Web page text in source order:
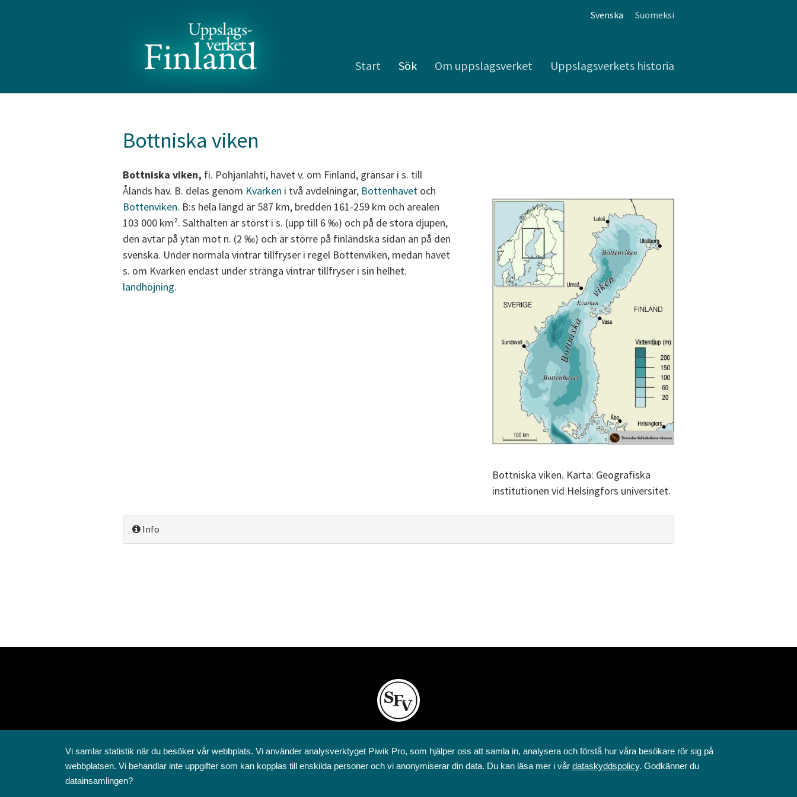
Svenska Suomeksi
Start Sök Om uppslagsverket Uppslagsverkets historia
Bottniska viken
Bottniska viken, fi. Pohjanlahti, havet v. om Finland, gränsar i s. till
Ålands hav. B. delas genom Kvarken i två avdelningar, Bottenhavet och
Bottenviken. B:s hela längd är 587 km, bredden 161-259 km och arealen
103 000 km². Salthalten är störst i s. (upp till 6 ‰) och på de stora djupen,
den avtar på ytan mot n. (2 ‰) och är större på finländska sidan än på den
svenska. Under normala vintrar tillfryser i regel Bottenviken, medan havet
s. om Kvarken endast under stränga vintrar tillfryser i sin helhet.
landhöjning.
Bottniska viken. Karta: Geografiska
institutionen vid Helsingfors universitet.
Info
Annegatan 12
00120 Helsingfors
Vi samlar statistik när du besöker vår webbplats. Vi använder analysverktyget Piwik Pro, som hjälper oss att samla in, analysera och förstå hur våra besökare rör sig på
webbplatsen. Vi behandlar inte uppgifter som kan kopplas till enskilda personer och vi anonymiserar din data. Du kan läsa mer i vår dataskyddspolicy. Godkänner du
datainsamlingen?